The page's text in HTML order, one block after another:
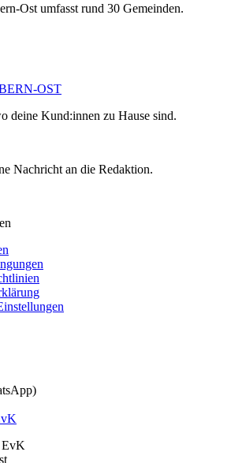
Ost umfasst rund 30 Gemeinden.
OST
deine Kund:innen zu Hause sind.
Nachricht an die Redaktion.
EvK